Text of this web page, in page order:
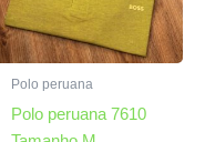
Polo peruana
Polo peruana 7610